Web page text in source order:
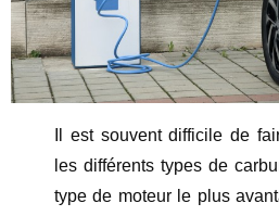
Il est souvent difficile de
les différents types de
type de moteur le plus